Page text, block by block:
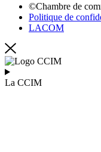
©Chambre de
Politique de
LACOM
La CCIM